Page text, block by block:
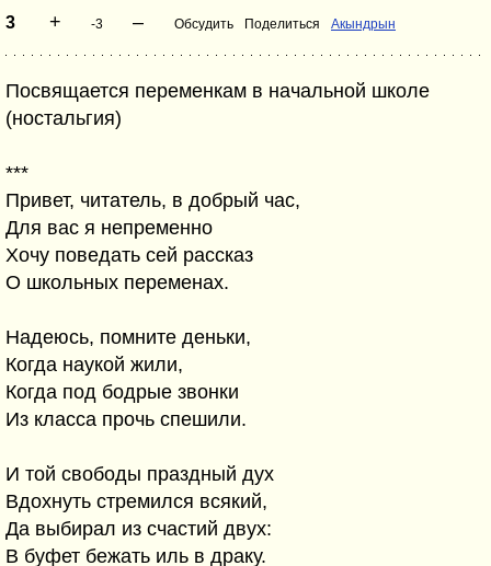
3 + -3 – Обсудить Поделиться Акындрын
Посвящается переменкам в начальной школе
(ностальгия)
***
Привет, читатель, в добрый час,
Для вас я непременно
Хочу поведать сей рассказ
О школьных переменах.
Надеюсь, помните деньки,
Когда наукой жили,
Когда под бодрые звонки
Из класса прочь спешили.
И той свободы праздный дух
Вдохнуть стремился всякий,
Да выбирал из счастий двух:
В буфет бежать иль в драку.